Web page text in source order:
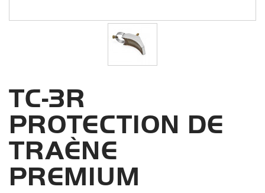
TC-3R
PROTECTION DE
TRAÈNE
PREMIUM